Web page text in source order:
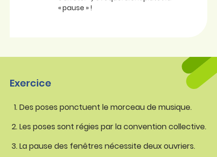
« pause » !
Exercice
Des poses ponctuent le morceau de musique.
Les poses sont régies par la convention collective.
La pause des fenêtres nécessite deux ouvriers.